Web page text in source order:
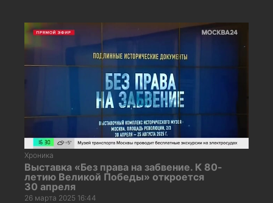
Хроника
Выставка «Без права на забвение. К 80-
летию Великой Победы» откроется
30 апреля
26 марта 2025 16:44